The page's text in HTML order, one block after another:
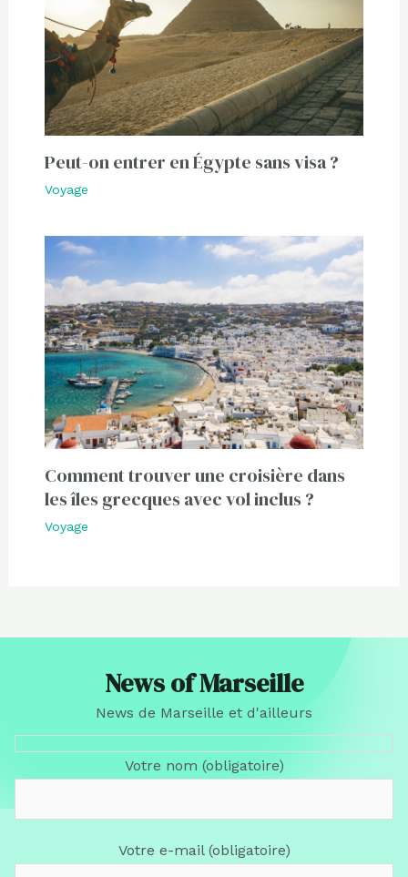
Peut-on entrer en Égypte sans visa ?
Voyage
Comment trouver une croisière dans
les îles grecques avec vol inclus ?
Voyage
News of Marseille
News de Marseille et d'ailleurs
Votre nom (obligatoire)
Votre e-mail (obligatoire)